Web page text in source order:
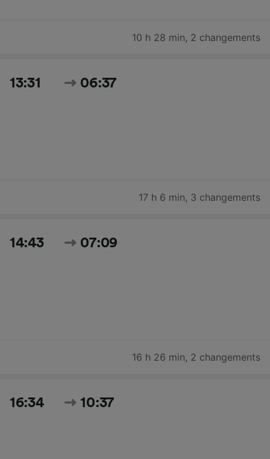
10 h 28 min, 2 changements
13:31 06:37
17 h 6 min, 3 changements
14:43 07:09
16 h 26 min, 2 changements
16:34 10:37